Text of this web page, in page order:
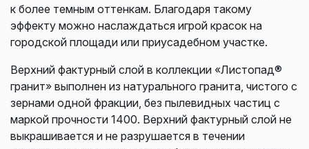
к более темным оттенкам. Благодаря такому
эффекту можно наслаждаться игрой красок на
городской площади или приусадебном участке.
Верхний фактурный слой в коллекции «Листопад®
гранит» выполнен из натурального гранита, чистого с
зернами одной фракции, без пылевидных частиц с
маркой прочности 1400. Верхний фактурный слой не
выкрашивается и не разрушается в течении